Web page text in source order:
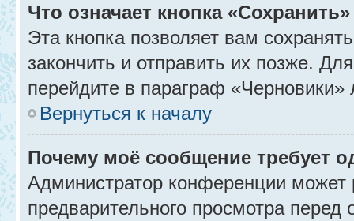
Что означает кнопка
Эта кнопка позволяет вам
закончить и отправить их позже.
перейдите в параграф «Черновики»
Вернуться к началу
Почему моё сообщение требует
Администратор конференции
предварительного просмотра